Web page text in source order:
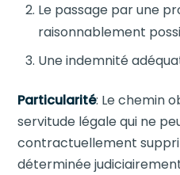
Le passage par une
raisonnablement
Une indemnité
Particularité: Le chemin
servitude légale qui ne
contractuellement
déterminée